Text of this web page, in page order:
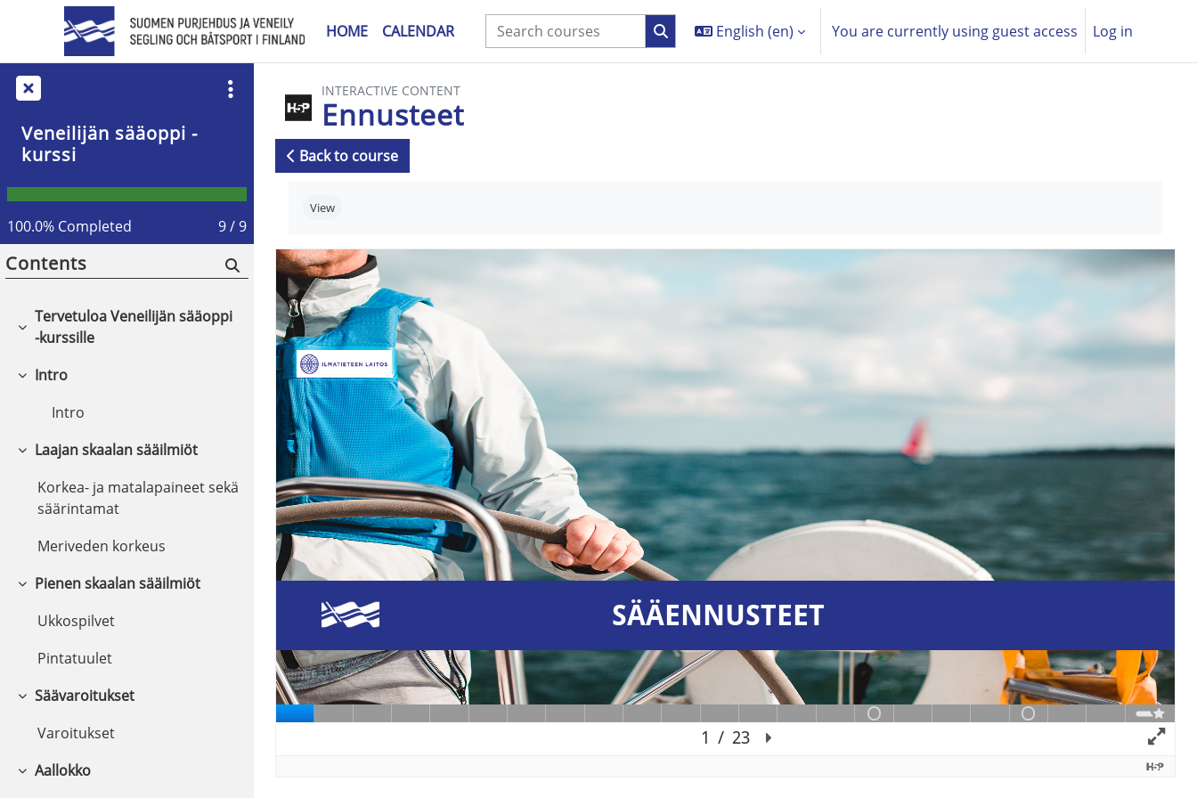
Skip to main content
HOME
CALENDAR English ‎(en)‎ You are currently using guest access Log in
INTERACTIVE CONTENT
Ennusteet
Back to course
View
Veneilijän sääoppi -
kurssi
100.0% Completed 9 / 9
Contents
Collapse
Tervetuloa Veneilijän sääoppi
-kurssille
Collapse
Intro
Intro
Collapse
Laajan skaalan sääilmiöt
Korkea- ja matalapaineet sekä
säärintamat
Meriveden korkeus
Collapse
Pienen skaalan sääilmiöt
Ukkospilvet
Pintatuulet
Collapse
Säävaroitukset
Varoitukset
Collapse
Aallokko